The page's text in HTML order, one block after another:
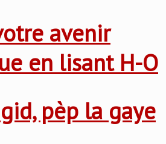
avenir
en lisant H-O
pèp la gaye